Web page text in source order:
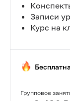
Записи
Курс на
Групповое